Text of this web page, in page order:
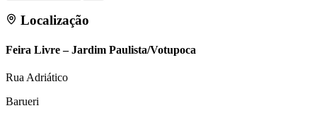
Localização
Feira Livre – Jardim Paulista/Votupoca
Rua Adriático
Barueri